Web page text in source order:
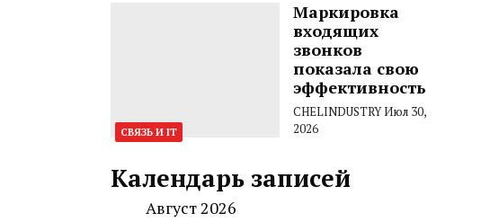
СВЯЗЬ И IT
Маркировка
входящих
звонков
показала свою
эффективность
CHELINDUSTRYИюл 30,
2026
Календарь записей
Август 2026